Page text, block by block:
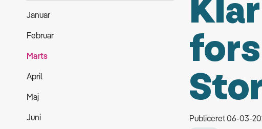
Januar
Februar
Marts
April
Maj
Juni
Publiceret 06-03-